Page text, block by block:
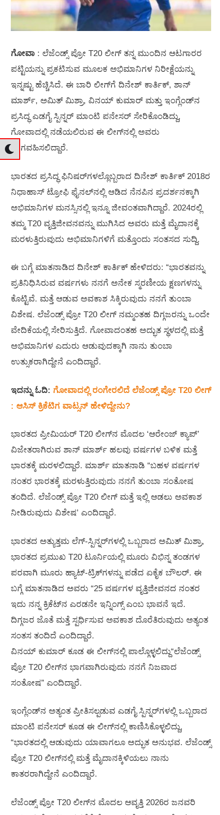
ಗೋವಾ : ಲೆಜೆಂಡ್ಸ್ ಪ್ರೋ T20 ಲೀಗ್ ತನ್ನ ಮುಂದಿನ ಆಟಗಾರರ
ಪಟ್ಟಿಯನ್ನು ಪ್ರಕಟಿಸುವ ಮೂಲಕ ಅಭಿಮಾನಿಗಳ ನಿರೀಕ್ಷೆಯನ್ನು
ಇನ್ನಷ್ಟು ಹೆಚ್ಚಿಸಿದೆ. ಈ ಬಾರಿ ಲೀಗ್‌ಗೆ ದಿನೇಶ್ ಕಾರ್ತಿಕ್, ಶಾನ್
ಮಾರ್ಶ್, ಅಮಿತ್ ಮಿಶ್ರಾ, ವಿನಯ್ ಕುಮಾರ್ ಮತ್ತು ಇಂಗ್ಲೆಂಡ್‌ನ
ಪ್ರಸಿದ್ಧ ಎಡಗೈ ಸ್ಪಿನ್ನರ್ ಮಾಂಟಿ ಪನೇಸರ್ ಸೇರಿಕೊಂಡಿದ್ದು,
ಗೋವಾದಲ್ಲಿ ನಡೆಯಲಿರುವ ಈ ಲೀಗ್‌ನಲ್ಲಿ ಅವರು
ಭಾಗವಹಿಸಲಿದ್ದಾರೆ.
ಭಾರತದ ಪ್ರಸಿದ್ಧ ಫಿನಿಷರ್‌ಗಳಲ್ಲೊಬ್ಬರಾದ ದಿನೇಶ್ ಕಾರ್ತಿಕ್ 2018ರ
ನಿಧಾಹಾಸ್ ಟ್ರೋಫಿ ಫೈನಲ್‌ನಲ್ಲಿ ಆಡಿದ ನೆನಪಿನ ಪ್ರದರ್ಶನಕ್ಕಾಗಿ
ಅಭಿಮಾನಿಗಳ ಮನಸ್ಸಿನಲ್ಲಿ ಇನ್ನೂ ಜೀವಂತವಾಗಿದ್ದಾರೆ. 2024ರಲ್ಲಿ
ತಮ್ಮ T20 ವೃತ್ತಿಜೀವನವನ್ನು ಮುಗಿಸಿದ ಅವರು ಮತ್ತೆ ಮೈದಾನಕ್ಕೆ
ಮರಳುತ್ತಿರುವುದು ಅಭಿಮಾನಿಗಳಿಗೆ ಮತ್ತೊಂದು ಸಂತಸದ ಸುದ್ದಿ.
ಈ ಬಗ್ಗೆ ಮಾತನಾಡಿದ ದಿನೇಶ್ ಕಾರ್ತಿಕ್ ಹೇಳಿದರು: “ಭಾರತವನ್ನು
ಪ್ರತಿನಿಧಿಸಿರುವ ವರ್ಷಗಳು ನನಗೆ ಅನೇಕ ಸ್ಮರಣೀಯ ಕ್ಷಣಗಳನ್ನು
ಕೊಟ್ಟಿವೆ. ಮತ್ತೆ ಆಡುವ ಅವಕಾಶ ಸಿಕ್ಕಿರುವುದು ನನಗೆ ತುಂಬಾ
ವಿಶೇಷ. ಲೆಜೆಂಡ್ಸ್ ಪ್ರೋ T20 ಲೀಗ್ ನಮ್ಮಂತಹ ದಿಗ್ಗಜರನ್ನು ಒಂದೇ
ವೇದಿಕೆಯಲ್ಲಿ ಸೇರಿಸುತ್ತಿದೆ. ಗೋವಾದಂತಹ ಅದ್ಭುತ ಸ್ಥಳದಲ್ಲಿ ಮತ್ತೆ
ಅಭಿಮಾನಿಗಳ ಎದುರು ಆಡುವುದಕ್ಕಾಗಿ ನಾನು ತುಂಬಾ
ಉತ್ಸುಕರಾಗಿದ್ದೇನೆ ಎಂದಿದ್ದಾರೆ.
ಇದನ್ನು ಓದಿ: ಗೋವಾದಲ್ಲಿ ರಂಗೇರಲಿದೆ ಲೆಜೆಂಡ್ಸ್‌ ಪ್ರೋ T20 ಲೀಗ್‌
: ಆಸಿಸ್‌ ಕ್ರಿಕೆಟಿಗ ವಾಟ್ಸನ್‌ ಹೇಳಿದ್ದೇನು?
ಭಾರತದ ಪ್ರೀಮಿಯರ್ T20 ಲೀಗ್‌ನ ಮೊದಲ ‘ಆರೇಂಜ್ ಕ್ಯಾಪ್’
ವಿಜೇತರಾಗಿರುವ ಶಾನ್ ಮಾರ್ಶ್ ಹಲವು ವರ್ಷಗಳ ಬಳಿಕ ಮತ್ತೆ
ಭಾರತಕ್ಕೆ ಮರಳಲಿದ್ದಾರೆ. ಮಾರ್ಶ್ ಮಾತನಾಡಿ “ಬಹಳ ವರ್ಷಗಳ
ನಂತರ ಭಾರತಕ್ಕೆ ಮರಳುತ್ತಿರುವುದು ನನಗೆ ತುಂಬಾ ಸಂತೋಷ
ತಂದಿದೆ. ಲೆಜೆಂಡ್ಸ್ ಪ್ರೋ T20 ಲೀಗ್ ಮತ್ತೆ ಇಲ್ಲಿ ಆಡಲು ಅವಕಾಶ
ನೀಡಿರುವುದು ವಿಶೇಷ’ ಎಂದಿದ್ದಾರೆ.
ಭಾರತದ ಅತ್ಯುತ್ತಮ ಲೆಗ್-ಸ್ಪಿನ್ನರ್‌ಗಳಲ್ಲಿ ಒಬ್ಬರಾದ ಅಮಿತ್ ಮಿಶ್ರಾ,
ಭಾರತದ ಪ್ರಮುಖ T20 ಟೂರ್ನಿಯಲ್ಲಿ ಮೂರು ವಿಭಿನ್ನ ತಂಡಗಳ
ಪರವಾಗಿ ಮೂರು ಹ್ಯಾಟ್-ಟ್ರಿಕ್‌ಗಳನ್ನು ಪಡೆದ ಏಕೈಕ ಬೌಲರ್. ಈ
ಬಗ್ಗೆ ಮಾತನಾಡಿದ ಅವರು “25 ವರ್ಷಗಳ ವೃತ್ತಿಜೀವನದ ನಂತರ
ಇದು ನನ್ನ ಕ್ರಿಕೆಟ್‌ನ ಎರಡನೇ ಇನ್ನಿಂಗ್ಸ್ ಎಂಬ ಭಾವನೆ ಇದೆ.
ದಿಗ್ಗಜರ ಜೊತೆ ಮತ್ತೆ ಸ್ಪರ್ಧಿಸುವ ಅವಕಾಶ ದೊರೆತಿರುವುದು ಅತ್ಯಂತ
ಸಂತಸ ತಂದಿದೆ ಎಂದಿದ್ದಾರೆ.
ವಿನಯ್ ಕುಮಾರ್ ಕೂಡ ಈ ಲೀಗ್‌ನಲ್ಲಿ ಪಾಲ್ಗೊಳ್ಳಲಿದ್ದು“ಲೆಜೆಂಡ್ಸ್
ಪ್ರೋ T20 ಲೀಗ್‌ನ ಭಾಗವಾಗಿರುವುದು ನನಗೆ ನಿಜವಾದ
ಸಂತೋಷ” ಎಂದಿದ್ದಾರೆ.
ಇಂಗ್ಲೆಂಡ್‌ನ ಅತ್ಯಂತ ಪ್ರೀತಿಸಲ್ಪಡುವ ಎಡಗೈ ಸ್ಪಿನ್ನರ್‌ಗಳಲ್ಲಿ ಒಬ್ಬರಾದ
ಮಾಂಟಿ ಪನೇಸರ್ ಕೂಡ ಈ ಲೀಗ್‌ನಲ್ಲಿ ಕಾಣಿಸಿಕೊಳ್ಳಲಿದ್ದು,
“ಭಾರತದಲ್ಲಿ ಆಡುವುದು ಯಾವಾಗಲೂ ಅದ್ಭುತ ಅನುಭವ. ಲೆಜೆಂಡ್ಸ್
ಪ್ರೋ T20 ಲೀಗ್‌ನಲ್ಲಿ ಮತ್ತೆ ಮೈದಾನಕ್ಕಿಳಿಯಲು ನಾನು
ಕಾತರರಾಗಿದ್ದೇನೆ ಎಂದಿದ್ದಾರೆ.
ಲೆಜೆಂಡ್ಸ್ ಪ್ರೋ T20 ಲೀಗ್‌ನ ಮೊದಲ ಆವೃತ್ತಿ 2026ರ ಜನವರಿ